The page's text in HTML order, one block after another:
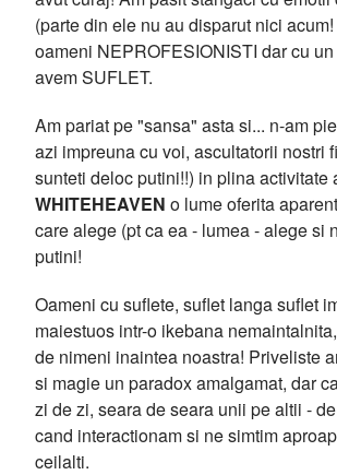
(parte din ele nu au disparut nici
oameni NEPROFESIONISTI dar cu
avem SUFLET.
Am pariat pe "sansa" asta si... n-am
azi impreuna cu voi, ascultatorii nostri
sunteti deloc putini!!) in plina activitate
WHITEHEAVEN o lume oferita
care alege (pt ca ea - lumea - alege si
putini!
Oameni cu suflete, suflet langa suflet
maiestuos intr-o ikebana
de nimeni inaintea noastra! Priveliste
si magie un paradox amalgamat, dar
zi de zi, seara de seara unii pe altii -
cand interactionam si ne simtim
ceilalti.